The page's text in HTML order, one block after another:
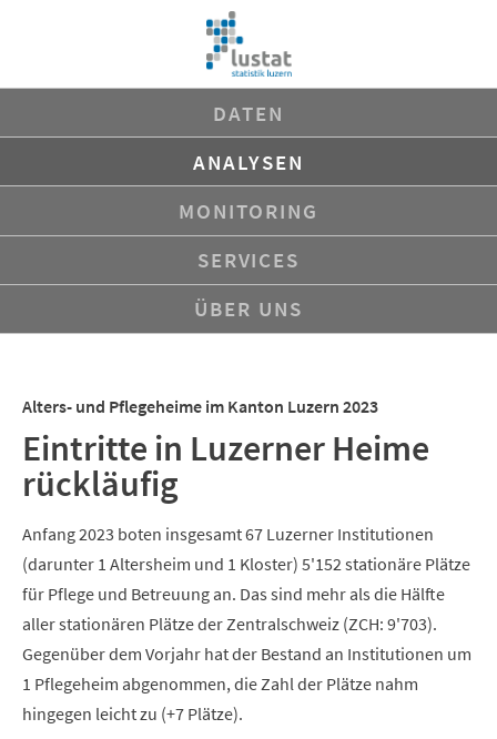
DATEN
ANALYSEN
MONITORING
SERVICES
ÜBER UNS
Alters- und Pflegeheime im Kanton Luzern 2023
Eintritte in Luzerner Heime
rückläufig
Anfang 2023 boten insgesamt 67 Luzerner Institutionen
(darunter 1 Altersheim und 1 Kloster) 5'152 stationäre Plätze
für Pflege und Betreuung an. Das sind mehr als die Hälfte
aller stationären Plätze der Zentralschweiz (ZCH: 9'703).
Gegenüber dem Vorjahr hat der Bestand an Institutionen um
1 Pflegeheim abgenommen, die Zahl der Plätze nahm
hingegen leicht zu (+7 Plätze).